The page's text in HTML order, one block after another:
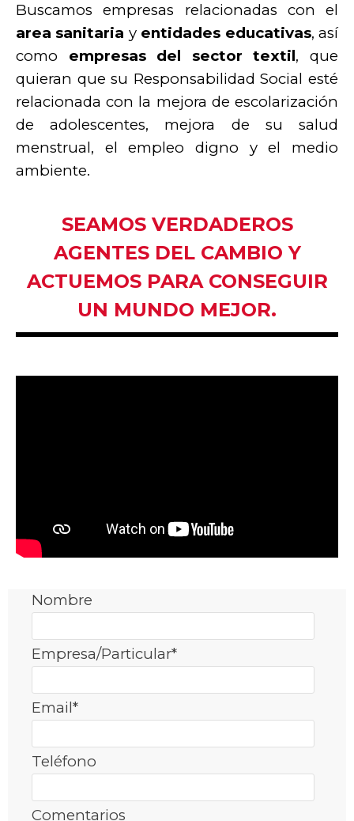
Buscamos empresas relacionadas con el
area sanitaria y entidades educativas, así
como empresas del sector textil, que
quieran que su Responsabilidad Social esté
relacionada con la mejora de escolarización
de adolescentes, mejora de su salud
menstrual, el empleo digno y el medio
ambiente.
SEAMOS VERDADEROS
AGENTES DEL CAMBIO Y
ACTUEMOS PARA CONSEGUIR
UN MUNDO MEJOR.
Nombre
Empresa/Particular*
Email*
Teléfono
Comentarios